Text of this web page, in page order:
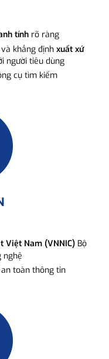
tính rõ ràng
khẳng định xuất xứ
người tiêu dùng
cụ tìm kiếm
Việt Nam (VNNIC) Bộ
nghệ
toàn thông tin